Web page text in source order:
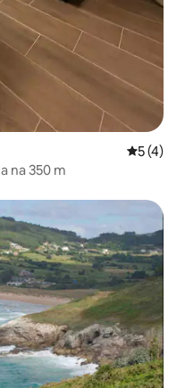
5 (4)
na 350 m